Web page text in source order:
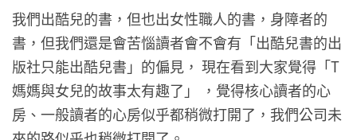
我們出酷兒的書，但也出女性職人的書，身障者的
書，但我們還是會苦惱讀者會不會有「出酷兒書的出
版社只能出酷兒書」的偏見， 現在看到大家覺得「T
媽媽與女兒的故事太有趣了」 ，覺得核心讀者的心
房、一般讀者的心房似乎都稍微打開了，我們公司未